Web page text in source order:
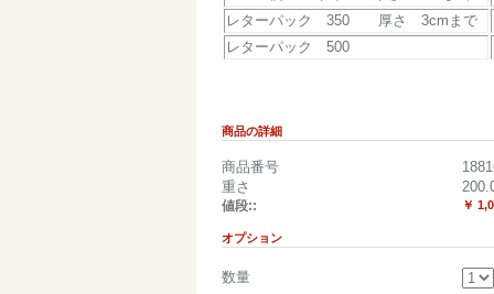
レターパック 350 厚さ 3cmまで
レターパック 500
商品の詳細
商品番号
重さ
値段:: ￥
オプション
数量